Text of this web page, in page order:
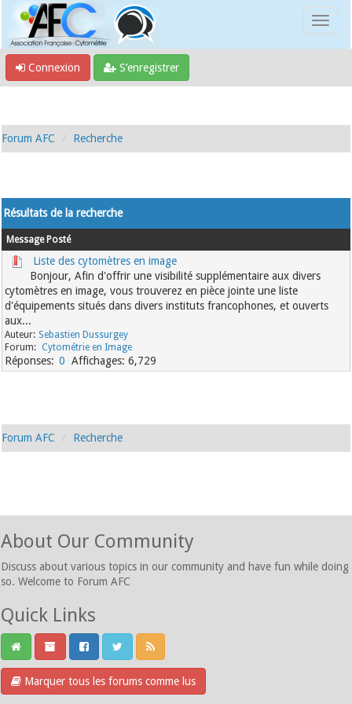
Connexion S’enregistrer
Forum AFC Recherche
Résultats de la recherche
Message Posté
Liste des cytomètres en image
Bonjour, Afin d'offrir une visibilité supplémentaire aux divers
cytomètres en image, vous trouverez en pièce jointe une liste
d'équipements situés dans divers instituts francophones, et ouverts
aux...
Sebastien Dussurgey
Cytométrie en Image
0 6,729
Forum AFC Recherche
About Our Community
Discuss about various topics in our community and have fun while doing
so. Welcome to Forum AFC
Quick Links
Marquer tous les forums comme lus